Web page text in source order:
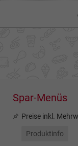
Spar-Menüs
Preise inkl.
Produktinfo